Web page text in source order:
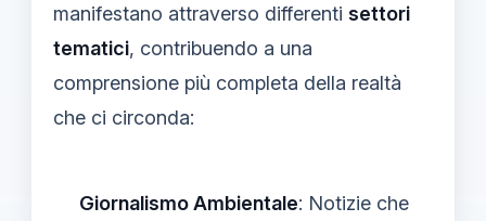
manifestano attraverso differenti settori
tematici, contribuendo a una
comprensione più completa della realtà
che ci circonda:
Giornalismo Ambientale: Notizie che